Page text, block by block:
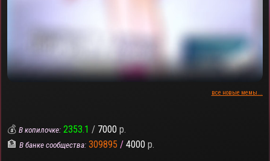
все новые мемы...
💰В копилочке: 2353.1 / 7000 р.
🏦В банке сообщества: 309895 / 4000 р.